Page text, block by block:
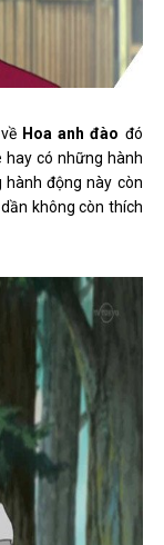
Hoa anh đào đó
hay có những hành
động này còn
không còn thích